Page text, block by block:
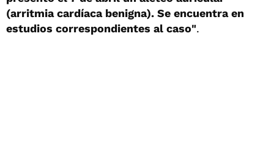
(arritmia cardíaca benigna). Se encuentra en
estudios correspondientes al caso".